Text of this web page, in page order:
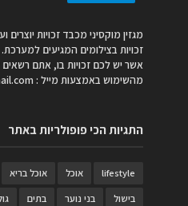
מגזין מוקסיני מכבד זכויות
זכויות בצילומים המגיעים
אשר יש לכם זכויות בו, אתם
מהשימוש באמצעות מייל :
התגיות הכי פופולריות באתר
lifestyle אוכל אוכל בריא
בישול
בני נוער בתים